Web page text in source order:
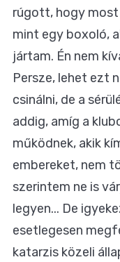
rúgott, hogy most
mint egy boxoló,
jártam. Én nem
Persze, lehet ezt
csinálni, de a
addig, amíg a
működnek, akik
embereket, nem
szerintem ne is
legyen... De
esetlegesen
katarzis közeli